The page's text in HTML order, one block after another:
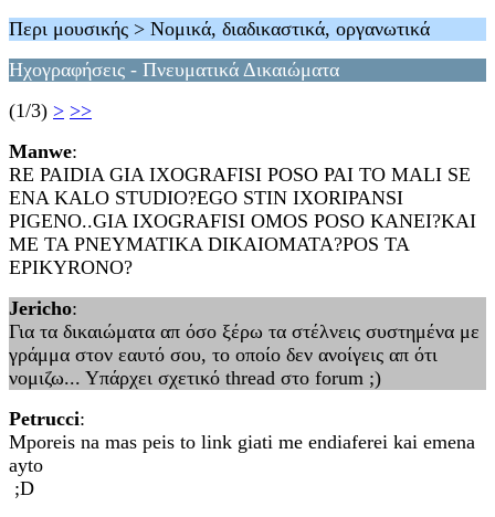
Περι μουσικής > Νομικά, διαδικαστικά, οργανωτικά
Ηχογραφήσεις - Πνευματικά Δικαιώματα
(1/3) > >>
Manwe:
RE PAIDIA GIA IXOGRAFISI POSO PAI TO MALI SE
ENA KALO STUDIO?EGO STIN IXORIPANSI
PIGENO..GIA IXOGRAFISI OMOS POSO KANEI?KAI
ME TA PNEYMATIKA DIKAIOMATA?POS TA
EPIKYRONO?
Jericho:
Για τα δικαιώματα απ όσο ξέρω τα στέλνεις συστημένα με
γράμμα στον εαυτό σου, το οποίο δεν ανοίγεις απ ότι
νομιζω... Υπάρχει σχετικό thread στο forum ;)
Petrucci:
Mporeis na mas peis to link giati me endiaferei kai emena
ayto
;D